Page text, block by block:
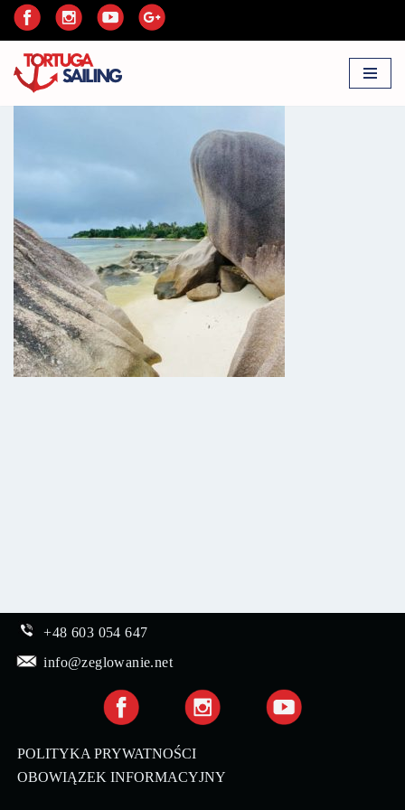
do
treści
+48 603 054 647
info@zeglowanie.net
POLITYKA PRYWATNOŚCI
OBOWIĄZEK INFORMACYJNY